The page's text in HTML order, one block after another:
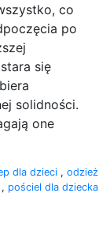
co
po
się
solidności.
one
dla dzieci , odzież
, pościel dla dziecka